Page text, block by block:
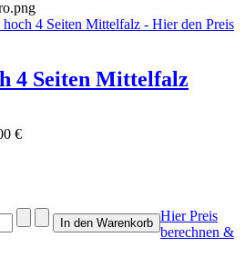
4 Seiten Mittelfalz
€
Hier Preis
berechnen &